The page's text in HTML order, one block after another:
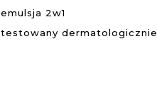
emulsja 2w1
testowany dermatologicznie